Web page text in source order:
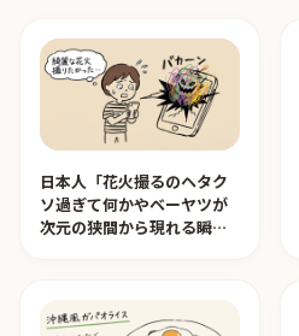
日本人「花火撮るのヘタク
ソ過ぎて何かやベーヤツが
次元の狭間から現れる瞬間